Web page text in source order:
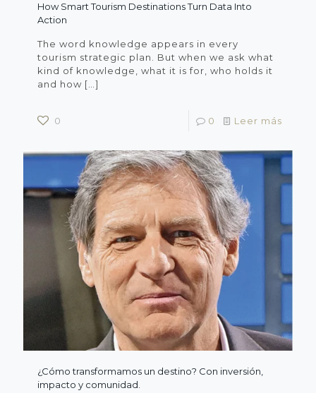
How Smart Tourism Destinations Turn Data Into
Action
The word knowledge appears in every
tourism strategic plan. But when we ask what
kind of knowledge, what it is for, who holds it
and how […]
0 0 Leer más
¿Cómo transformamos un destino? Con inversión,
impacto y comunidad.